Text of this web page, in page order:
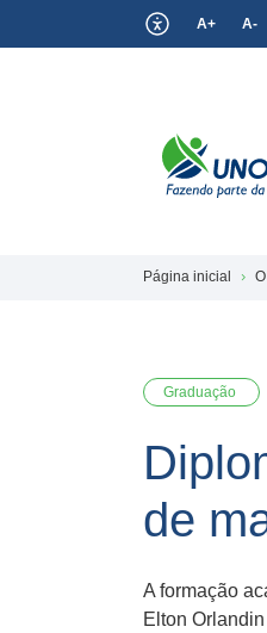
A+ A-
Página inicial
Graduação
de
A formação
Elton